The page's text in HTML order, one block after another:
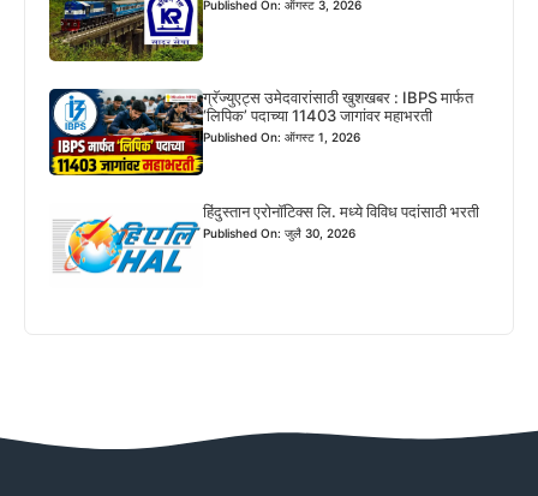
Published On: ऑगस्ट 3, 2026
ग्रॅज्युएट्स उमेदवारांसाठी खुशखबर : IBPS मार्फत
‘लिपिक’ पदाच्या 11403 जागांवर महाभरती
Published On: ऑगस्ट 1, 2026
हिंदुस्तान एरोनॉटिक्स लि. मध्ये विविध पदांसाठी भरती
Published On: जुलै 30, 2026